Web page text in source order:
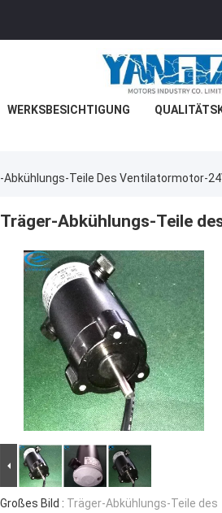
WERKSBESICHTIGUNG
Abkühlungs-Teile Des Ventilatormotor-
Träger-Abkühlungs-Teile
Großes Bild : Träger-Abkühlungs-Teile des